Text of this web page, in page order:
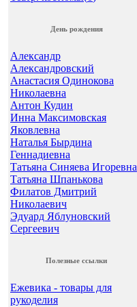
День рождения
Александр
Александровский
Анастасия Одинокова
Николаевна
Антон Кудин
Инна Максимовская
Яковлевна
Наталья Бырдина
Геннадиевна
Татьяна Синяева Игоревна
Татьяна Шпанькова
Филатов Дмитрий
Николаевич
Эдуард Яблуновский
Сергеевич
Полезные ссылки
Ежевика - товары для
рукоделия